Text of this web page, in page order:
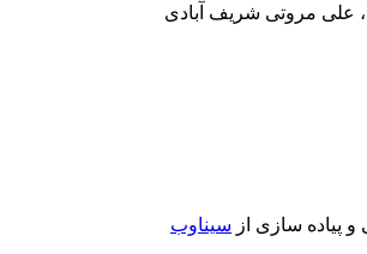
علی مروتی شریف آبادی
پیاده سازی از سیناوب